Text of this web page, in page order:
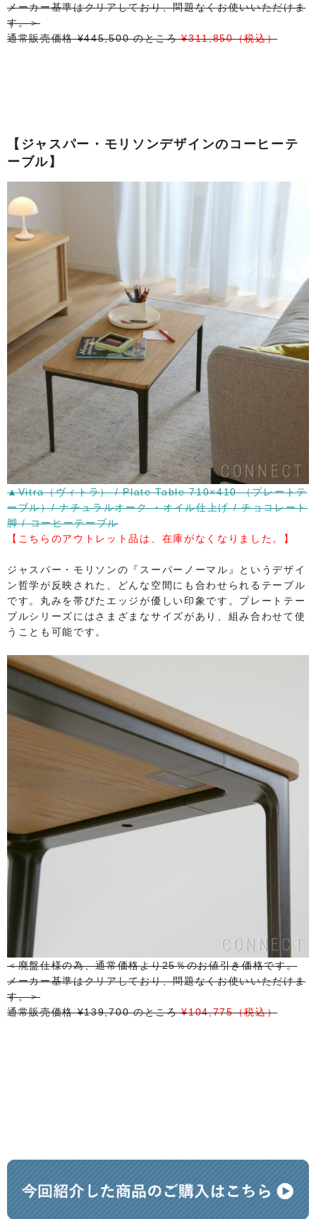
メーカー基準はクリアしており、問題なくお使いいただけま
す。＞
通常販売価格 ¥445,500 のところ¥311,850（税込）
【ジャスパー・モリソンデザインのコーヒーテ
ーブル】
▲Vitra（ヴィトラ） / Plate Table 710×410 （プレートテ
ーブル）/ ナチュラルオーク ・オイル仕上げ / チョコレート
脚 / コーヒーテーブル
​【こちらのアウトレット品は、在庫がなくなりました。】
ジャスパー・モリソンの『スーパーノーマル』というデザイ
ン哲学が反映された、どんな空間にも合わせられるテーブル
です。丸みを帯びたエッジが優しい印象です。プレートテー
ブルシリーズにはさまざまなサイズがあり、組み合わせて使
うことも可能です。
＜廃盤仕様の為、通常価格より25％のお値引き価格です。
メーカー基準はクリアしており、問題なくお使いいただけま
す。＞
通常販売価格 ¥139,700 のところ¥104,775（税込）